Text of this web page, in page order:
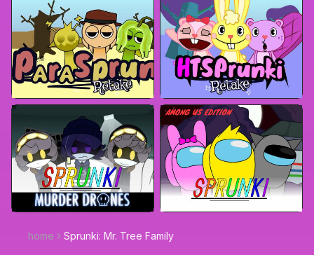
home Sprunki: Mr. Tree Family